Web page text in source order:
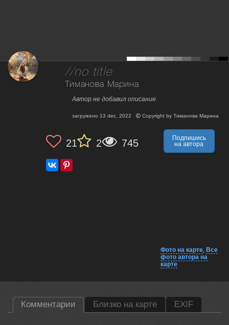
//no title
Тиманова Марина
Автор не добавил описание.
загружено 13 dec, 2022 Copyright by Тиманова Марина
21 2 745
Подпишись
на автора
Фото на карте, Все
фото автора на
карте
Комментарии Близко на карте EXIF